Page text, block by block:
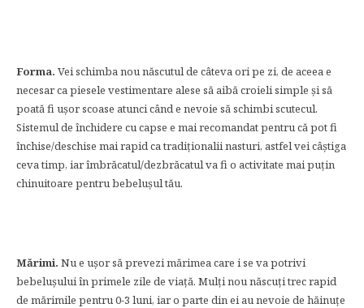
Forma. Vei schimba nou născutul de câteva ori pe zi, de aceea e
necesar ca piesele vestimentare alese să aibă croieli simple și să
poată fi ușor scoase atunci când e nevoie să schimbi scutecul.
Sistemul de închidere cu capse e mai recomandat pentru că pot fi
închise/deschise mai rapid ca tradiționalii nasturi, astfel vei câștiga
ceva timp, iar îmbrăcatul/dezbrăcatul va fi o activitate mai puțin
chinuitoare pentru bebelușul tău.
Mărimi. Nu e ușor să prevezi mărimea care i se va potrivi
bebelușului în primele zile de viață. Mulți nou născuți trec rapid
de mărimile pentru 0-3 luni, iar o parte din ei au nevoie de hăinuțe